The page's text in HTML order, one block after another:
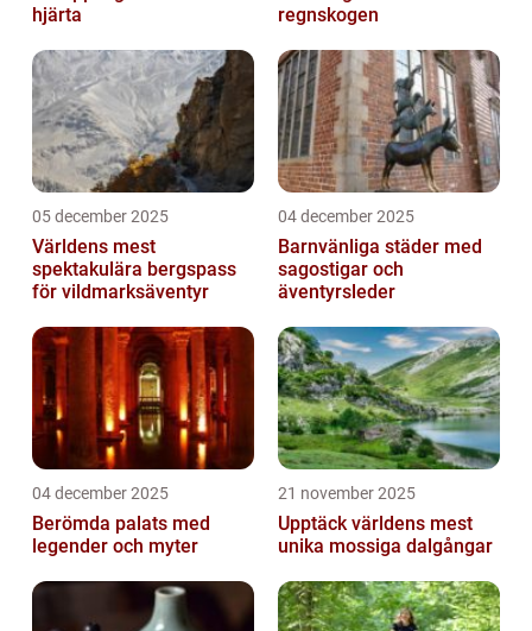
hjärta
regnskogen
05 december 2025
Världens mest
spektakulära bergspass
för vildmarksäventyr
04 december 2025
Barnvänliga städer med
sagostigar och
äventyrsleder
04 december 2025
Berömda palats med
legender och myter
21 november 2025
Upptäck världens mest
unika mossiga dalgångar